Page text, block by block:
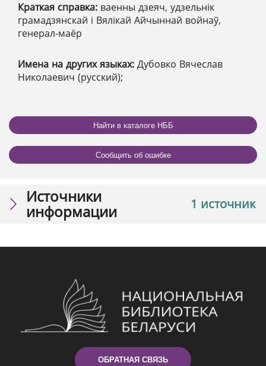
Краткая справка: ваенны дзеяч, удзельнік
грамадзянскай і Вялікай Айчыннай войнаў,
генерал-маёр
Имена на других языках: Дубовко Вячеслав
Николаевич (русский);
Найти в каталоге НББ
Сообщить об ошибке
1 источник
Источники
информации
ОБРАТНАЯ СВЯЗЬ